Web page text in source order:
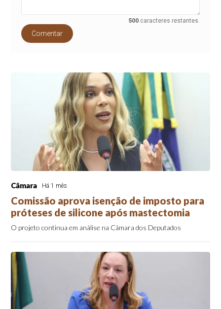
500 caracteres restantes.
Comentar
Câmara Há 1 mês
Comissão aprova isenção de imposto para
próteses de silicone após mastectomia
O projeto continua em análise na Câmara dos Deputados